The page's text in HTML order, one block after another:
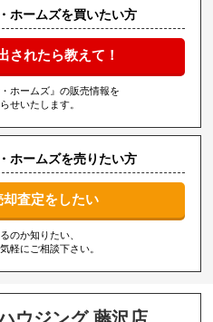
ホームズを買いたい方
されたら教えて！
ホームズ』の販売情報を
せいたします。
ホームズを売りたい方
査定をしたい
のか知りたい、
軽にご相談下さい。